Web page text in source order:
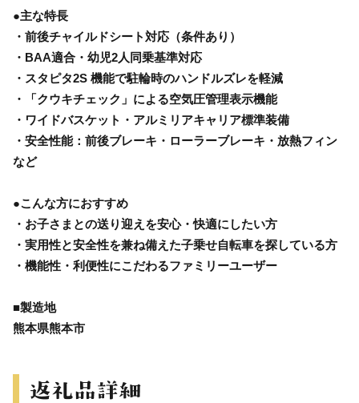
●主な特長
・前後チャイルドシート対応（条件あり）
・BAA適合・幼児2人同乗基準対応
・スタピタ2S 機能で駐輪時のハンドルズレを軽減
・「クウキチェック」による空気圧管理表示機能
・ワイドバスケット・アルミリアキャリア標準装備
・安全性能：前後ブレーキ・ローラーブレーキ・放熱フィン
など
●こんな方におすすめ
・お子さまとの送り迎えを安心・快適にしたい方
・実用性と安全性を兼ね備えた子乗せ自転車を探している方
・機能性・利便性にこだわるファミリーユーザー
■製造地
熊本県熊本市